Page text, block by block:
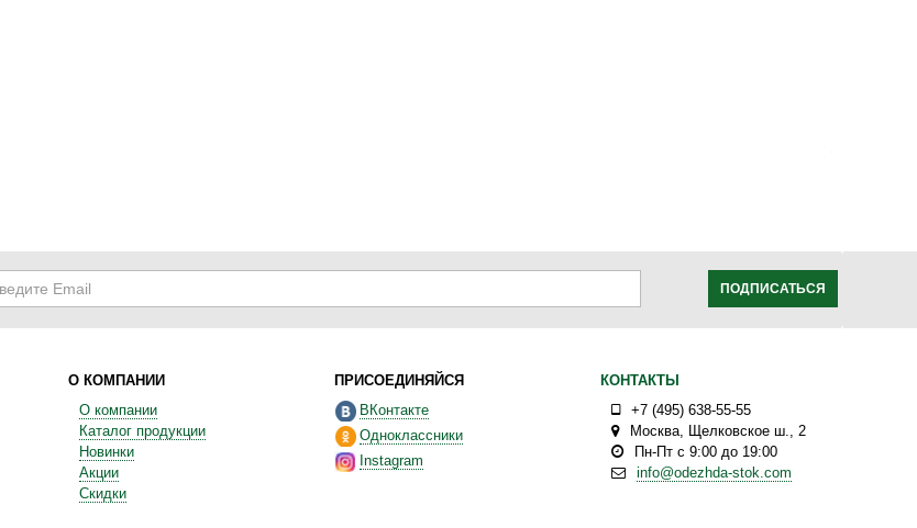
ПОДПИСАТЬСЯ
О КОМПАНИИ
О компании
Каталог продукции
Новинки
Акции
Скидки
ПРИСОЕДИНЯЙСЯ
ВКонтакте
Одноклассники
Instagram
КОНТАКТЫ
+7 (495) 638-55-55
Москва
Щелковское ш., 2
Пн-Пт с 9:00 до 19:00
info@odezhda-stok.com